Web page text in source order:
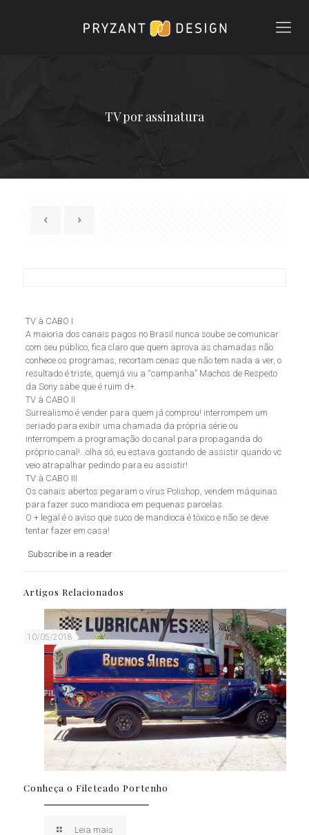
TV por assinatura
TV à CABO I
A maioria dos canais pagos no Brasil nunca soube se comunicar
com seu público, fica claro que quem aprova as chamadas não
conhece os programas, recortam cenas que não tem nada a ver, o
resultado é triste, quemjá viu a “campanha” Machos de Respeito
da Sony sabe que é ruim d+.
TV à CABO II
Surrealismo é vender para quem já comprou! interrompem um
seriado para exibir uma chamada da própria série ou
interrompem a programação do canal para propaganda do
próprio canal!…olha só, eu estava gostando de assistir quando vc
veio atrapalhar pedindo para eu assistir!
TV à CABO III
Os canais abertos pegaram o vírus Polishop, vendem máquinas
para fazer suco mandioca em pequenas parcelas.
O + legal é o aviso que suco de mandioca é tóxico e não se deve
tentar fazer em casa!
Subscribe in a reader
Artigos Relacionados
10/05/2018
Conheça o Fileteado Portenho
Leia mais